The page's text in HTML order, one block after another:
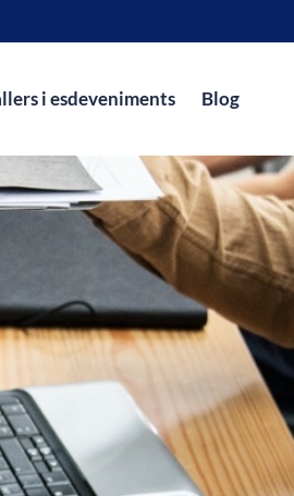
i esdeveniments Blog